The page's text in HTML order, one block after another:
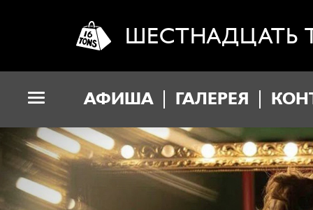
ШЕСТНАДЦАТЬ
АФИША ГАЛЕРЕЯ